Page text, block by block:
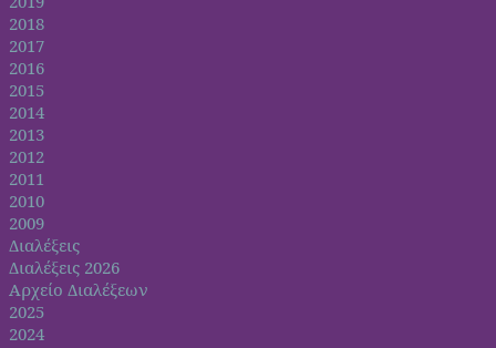
2018
2017
2016
2015
2014
2013
2012
2011
2010
2009
Διαλέξεις
Διαλέξεις 2026
Αρχείο Διαλέξεων
2025
2024